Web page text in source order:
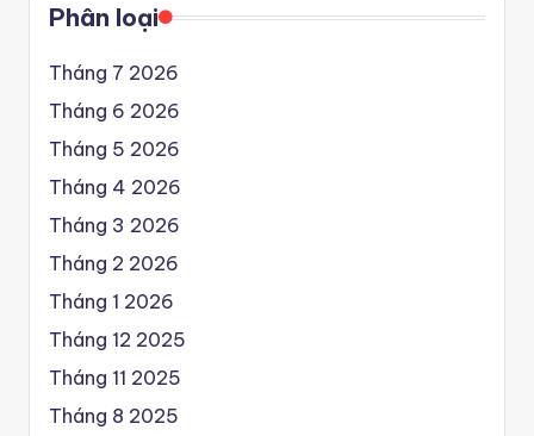
Phân loại
Tháng 7 2026
Tháng 6 2026
Tháng 5 2026
Tháng 4 2026
Tháng 3 2026
Tháng 2 2026
Tháng 1 2026
Tháng 12 2025
Tháng 11 2025
Tháng 8 2025